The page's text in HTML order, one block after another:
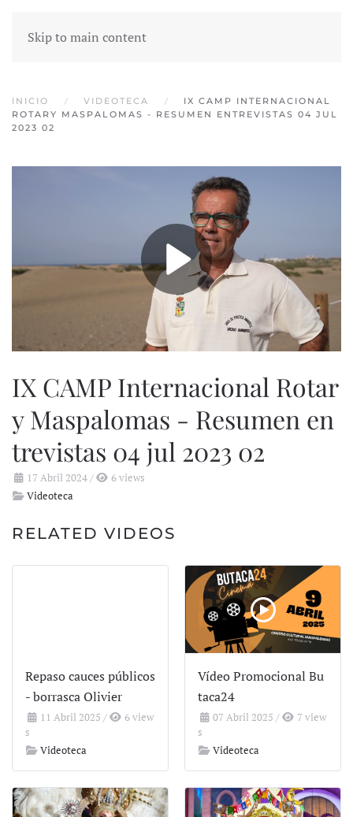
Skip to main content
INICIO VIDEOTECA
IX CAMP INTERNACIONAL
ROTARY MASPALOMAS - RESUMEN ENTREVISTAS 04 JUL
2023 02
IX CAMP Internacional Rotar
y Maspalomas - Resumen en
trevistas 04 jul 2023 02
17 Abril 2024/
6 views
Videoteca
RELATED VIDEOS
Repaso cauces públicos
- borrasca Olivier
11 Abril 2025 /
6 view
s
Videoteca
Vídeo Promocional Bu
taca24
07 Abril 2025 /
7 view
s
Videoteca